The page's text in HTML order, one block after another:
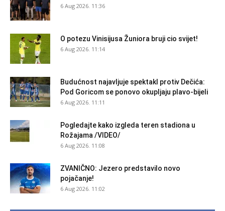
6 Aug 2026. 11:36
O potezu Vinisijusa Žuniora bruji cio svijet!
6 Aug 2026. 11:14
Budućnost najavljuje spektakl protiv Dečića:
Pod Goricom se ponovo okupljaju plavo-bijeli
6 Aug 2026. 11:11
Pogledajte kako izgleda teren stadiona u
Rožajama /VIDEO/
6 Aug 2026. 11:08
ZVANIČNO: Jezero predstavilo novo
pojačanje!
6 Aug 2026. 11:02